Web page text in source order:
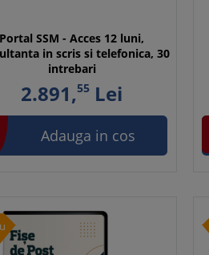
Portal SSM - Acces 12 luni,
in scris si telefonica, 30
intrebari
2.891,55 Lei
Adauga in cos